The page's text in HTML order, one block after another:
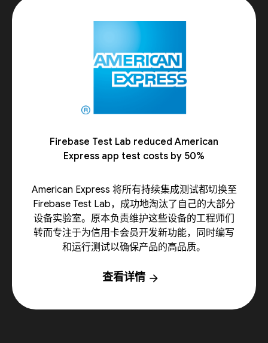
Firebase Test Lab reduced American
Express app test costs by 50%
American Express 将所有持续集成测试都切换至
Firebase Test Lab，成功地淘汰了自己的大部分
设备实验室。原本负责维护这些设备的工程师们
转而专注于为信用卡会员开发新功能，同时编写
和运行测试以确保产品的高品质。
查看详情 arrow_forward